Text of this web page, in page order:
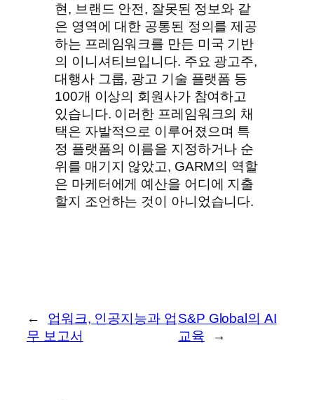
현, 브랜드 안전, 잘못된 정보와 같
은 영역에 대한 공통된 정의를 제공
하는 프레임워크를 만든 미국 기반
의 이니셔티브입니다. 주요 광고주,
대행사 그룹, 광고 기술 플랫폼 등
100개 이상의 회원사가 참여하고
있습니다. 이러한 프레임워크의 채
택은 자발적으로 이루어졌으며 특
정 플랫폼의 이름을 지정하거나 순
위를 매기지 않았고, GARM의 역할
은 마케터에게 예산을 어디에 지출
할지 조언하는 것이 아니었습니다.
←
업워크, 인공지능과 업
무 보고서
S&P Global의 AI
교육
→